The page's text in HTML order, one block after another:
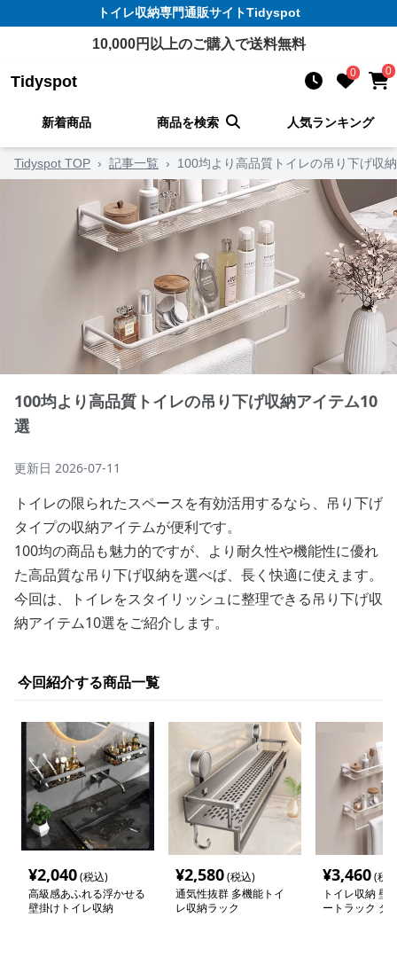
トイレ収納専門通販サイトTidyspot
10,000円以上のご購入で送料無料
Tidyspot 0 0
新着商品 商品を検索 人気ランキング
Tidyspot TOP › 記事一覧 › 100均より高品質トイレの吊り下げ収
100均より高品質トイレの吊り下げ収納アイテム10
選
更新日 2026-07-11
トイレの限られたスペースを有効活用するなら、吊り下げ
タイプの収納アイテムが便利です。
100均の商品も魅力的ですが、より耐久性や機能性に優れ
た高品質な吊り下げ収納を選べば、長く快適に使えます。
今回は、トイレをスタイリッシュに整理できる吊り下げ収
納アイテム10選をご紹介します。
今回紹介する商品一覧
¥2,040(税込)
高級感あふれる浮かせる
壁掛けトイレ収納
¥2,580(税込)
通気性抜群 多機能トイ
レ収納ラック
¥3,460(税
トイレ収納 壁
ートラック タ